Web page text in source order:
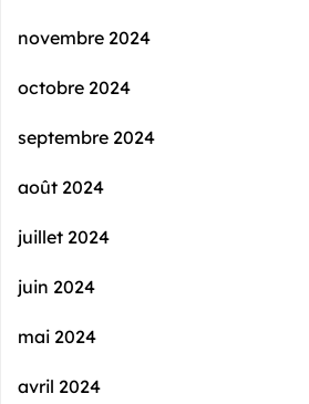
novembre 2024
octobre 2024
septembre 2024
août 2024
juillet 2024
juin 2024
mai 2024
avril 2024